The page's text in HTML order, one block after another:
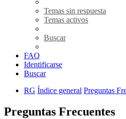
Temas sin respuesta
Temas activos
Buscar
FAQ
Identificarse
Buscar
RG Índice general Preguntas
Preguntas Frecuentes